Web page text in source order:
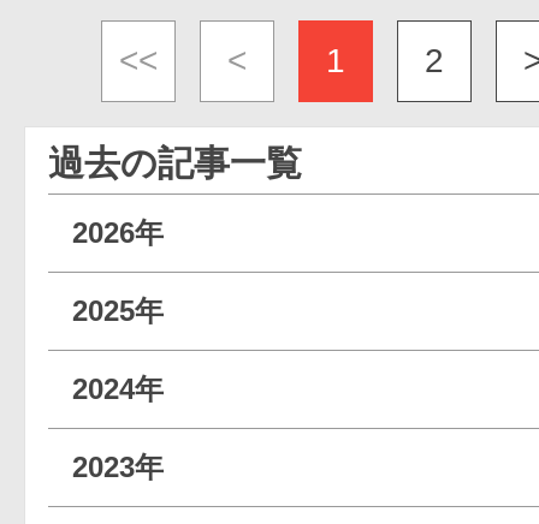
<< < 1 2
過去の記事一覧
2026年
2025年
2024年
2023年